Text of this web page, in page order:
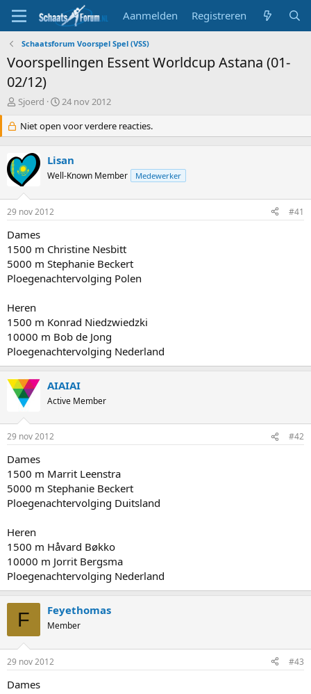
Aanmelden Registreren
Schaatsforum Voorspel Spel (VSS)
Voorspellingen Essent Worldcup Astana (01-
02/12)
T
p
i
s
t
a
r
t
r
Sjoerd
S
a
r
d
a
u
24 nov 2012
Niet open voor verdere reacties.
Lisan
Well-Known Member Medewerker
29 nov 2012 #41
Dames
1500 m Christine Nesbitt
5000 m Stephanie Beckert
Ploegenachtervolging Polen
Heren
1500 m Konrad Niedzwiedzki
10000 m Bob de Jong
Ploegenachtervolging Nederland
AIAIAI
Active Member
29 nov 2012 #42
Dames
1500 m Marrit Leenstra
5000 m Stephanie Beckert
Ploegenachtervolging Duitsland
Heren
1500 m Håvard Bøkko
10000 m Jorrit Bergsma
Ploegenachtervolging Nederland
F Feyethomas
Member
29 nov 2012 #43
Dames